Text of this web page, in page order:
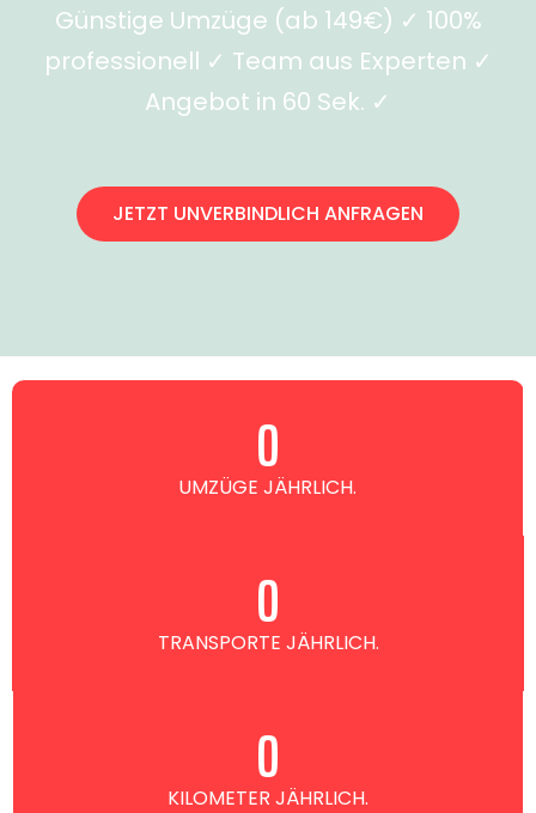
Günstige Umzüge (ab 149€) ✓ 100%
professionell ✓ Team aus Experten ✓
Angebot in 60 Sek. ✓
JETZT UNVERBINDLICH ANFRAGEN
UMZÜGE JÄHRLICH.
0
TRANSPORTE JÄHRLICH.
0
KILOMETER JÄHRLICH.
0